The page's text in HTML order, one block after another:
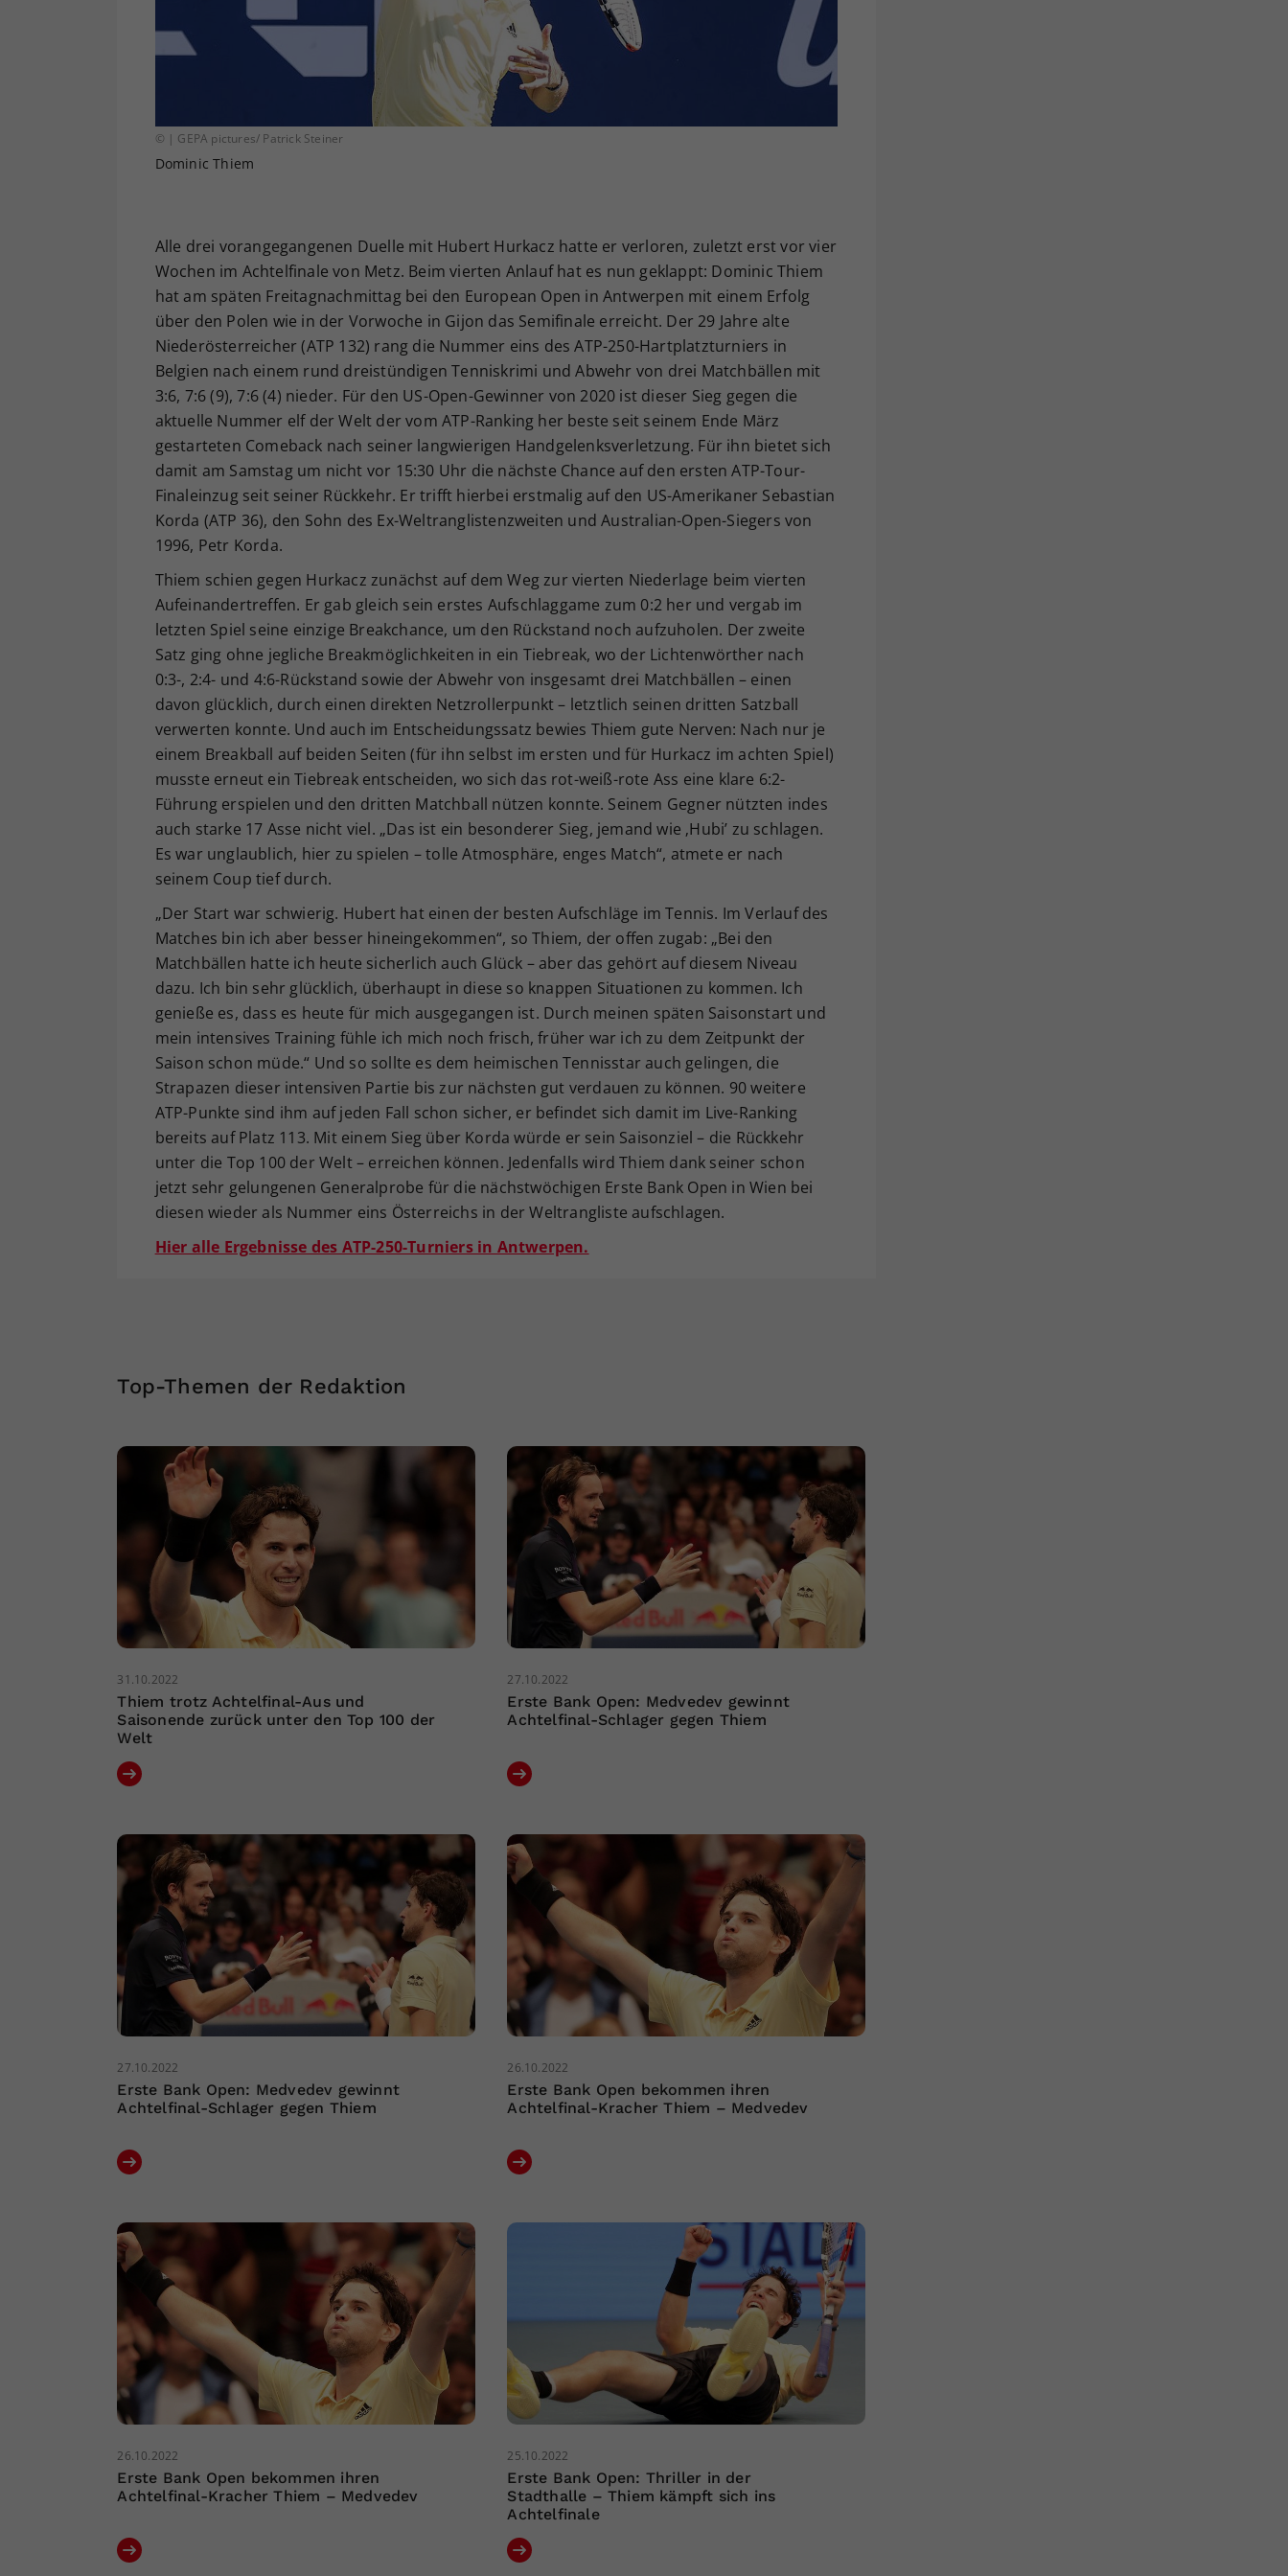
© | GEPA pictures/ Patrick Steiner
Dominic Thiem
Alle drei vorangegangenen Duelle mit Hubert Hurkacz hatte er verloren, zuletzt erst vor vier
Wochen im Achtelfinale von Metz. Beim vierten Anlauf hat es nun geklappt: Dominic Thiem
hat am späten Freitagnachmittag bei den European Open in Antwerpen mit einem Erfolg
über den Polen wie in der Vorwoche in Gijon das Semifinale erreicht. Der 29 Jahre alte
Niederösterreicher (ATP 132) rang die Nummer eins des ATP-250-Hartplatzturniers in
Belgien nach einem rund dreistündigen Tenniskrimi und Abwehr von drei Matchbällen mit
3:6, 7:6 (9), 7:6 (4) nieder. Für den US-Open-Gewinner von 2020 ist dieser Sieg gegen die
aktuelle Nummer elf der Welt der vom ATP-Ranking her beste seit seinem Ende März
gestarteten Comeback nach seiner langwierigen Handgelenksverletzung. Für ihn bietet sich
damit am Samstag um nicht vor 15:30 Uhr die nächste Chance auf den ersten ATP-Tour-
Finaleinzug seit seiner Rückkehr. Er trifft hierbei erstmalig auf den US-Amerikaner Sebastian
Korda (ATP 36), den Sohn des Ex-Weltranglistenzweiten und Australian-Open-Siegers von
1996, Petr Korda.
Thiem schien gegen Hurkacz zunächst auf dem Weg zur vierten Niederlage beim vierten
Aufeinandertreffen. Er gab gleich sein erstes Aufschlaggame zum 0:2 her und vergab im
letzten Spiel seine einzige Breakchance, um den Rückstand noch aufzuholen. Der zweite
Satz ging ohne jegliche Breakmöglichkeiten in ein Tiebreak, wo der Lichtenwörther nach
0:3-, 2:4- und 4:6-Rückstand sowie der Abwehr von insgesamt drei Matchbällen – einen
davon glücklich, durch einen direkten Netzrollerpunkt – letztlich seinen dritten Satzball
verwerten konnte. Und auch im Entscheidungssatz bewies Thiem gute Nerven: Nach nur je
einem Breakball auf beiden Seiten (für ihn selbst im ersten und für Hurkacz im achten Spiel)
musste erneut ein Tiebreak entscheiden, wo sich das rot-weiß-rote Ass eine klare 6:2-
Führung erspielen und den dritten Matchball nützen konnte. Seinem Gegner nützten indes
auch starke 17 Asse nicht viel. „Das ist ein besonderer Sieg, jemand wie ‚Hubi’ zu schlagen.
Es war unglaublich, hier zu spielen – tolle Atmosphäre, enges Match“, atmete er nach
seinem Coup tief durch.
„Der Start war schwierig. Hubert hat einen der besten Aufschläge im Tennis. Im Verlauf des
Matches bin ich aber besser hineingekommen“, so Thiem, der offen zugab: „Bei den
Matchbällen hatte ich heute sicherlich auch Glück – aber das gehört auf diesem Niveau
dazu. Ich bin sehr glücklich, überhaupt in diese so knappen Situationen zu kommen. Ich
genieße es, dass es heute für mich ausgegangen ist. Durch meinen späten Saisonstart und
mein intensives Training fühle ich mich noch frisch, früher war ich zu dem Zeitpunkt der
Saison schon müde.“ Und so sollte es dem heimischen Tennisstar auch gelingen, die
Strapazen dieser intensiven Partie bis zur nächsten gut verdauen zu können. 90 weitere
ATP-Punkte sind ihm auf jeden Fall schon sicher, er befindet sich damit im Live-Ranking
bereits auf Platz 113. Mit einem Sieg über Korda würde er sein Saisonziel – die Rückkehr
unter die Top 100 der Welt – erreichen können. Jedenfalls wird Thiem dank seiner schon
jetzt sehr gelungenen Generalprobe für die nächstwöchigen Erste Bank Open in Wien bei
diesen wieder als Nummer eins Österreichs in der Weltrangliste aufschlagen.
Hier alle Ergebnisse des ATP-250-Turniers in Antwerpen.
Top-Themen der Redaktion
31.10.2022
Thiem trotz Achtelfinal-Aus und
Saisonende zurück unter den Top 100 der
Welt
27.10.2022
Erste Bank Open: Medvedev gewinnt
Achtelfinal-Schlager gegen Thiem
27.10.2022
Erste Bank Open: Medvedev gewinnt
Achtelfinal-Schlager gegen Thiem
26.10.2022
Erste Bank Open bekommen ihren
Achtelfinal-Kracher Thiem – Medvedev
26.10.2022
Erste Bank Open bekommen ihren
Achtelfinal-Kracher Thiem – Medvedev
25.10.2022
Erste Bank Open: Thriller in der
Stadthalle – Thiem kämpft sich ins
Achtelfinale
Ihrer vorgenommen Einstellungen, falls der
Webseiten-Betreiber dies eingestellt hat.